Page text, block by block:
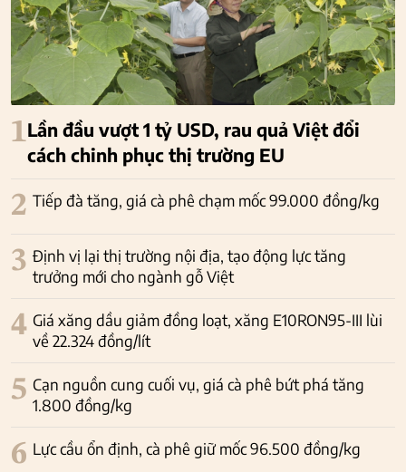
1Lần đầu vượt 1 tỷ USD, rau quả Việt đổi
cách chinh phục thị trường EU
2 Tiếp đà tăng, giá cà phê chạm mốc 99.000 đồng/kg
3 Định vị lại thị trường nội địa, tạo động lực tăng
trưởng mới cho ngành gỗ Việt
4 Giá xăng dầu giảm đồng loạt, xăng E10RON95-III lùi
về 22.324 đồng/lít
5 Cạn nguồn cung cuối vụ, giá cà phê bứt phá tăng
1.800 đồng/kg
6 Lực cầu ổn định, cà phê giữ mốc 96.500 đồng/kg